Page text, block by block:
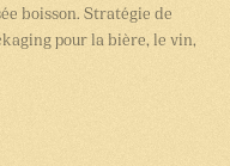
boisson. Stratégie de
pour la bière, le vin,